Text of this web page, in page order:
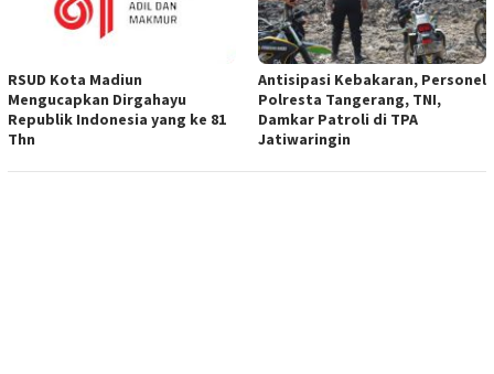
RSUD Kota Madiun
Mengucapkan Dirgahayu
Republik Indonesia yang ke 81
Thn
Antisipasi Kebakaran, Personel
Polresta Tangerang, TNI,
Damkar Patroli di TPA
Jatiwaringin